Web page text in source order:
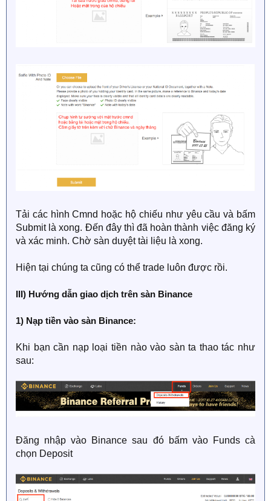
Tải các hình Cmnd hoặc hộ chiếu như yêu cầu và bấm
Submit là xong. Đến đây thì đã hoàn thành việc đăng ký
và xác minh. Chờ sàn duyệt tài liệu là xong.
Hiện tại chúng ta cũng có thể trade luôn được rồi.
III) Hướng dẫn giao dịch trên sàn Binance
1) Nạp tiền vào sàn Binance:
Khi bạn cần nạp loại tiền nào vào sàn ta thao tác như
sau:
Đăng nhập vào Binance sau đó bấm vào Funds cà
chọn Deposit